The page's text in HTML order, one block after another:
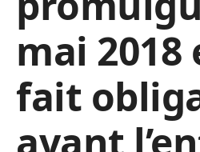
mai 2018
fait